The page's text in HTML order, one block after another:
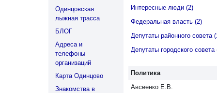
Одинцовская
лыжная трасса
БЛОГ
Адреса и
телефоны
организаций
Карта Одинцово
Знакомства в
Интересные люди (2)
Федеральная власть (2)
Депутаты районного совета
Депутаты городского совета
Политика
Авсеенко Е.В.